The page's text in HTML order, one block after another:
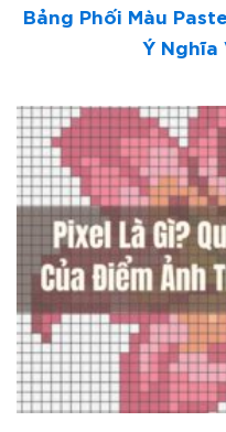
Bảng Phối Màu
Ý Nghĩa